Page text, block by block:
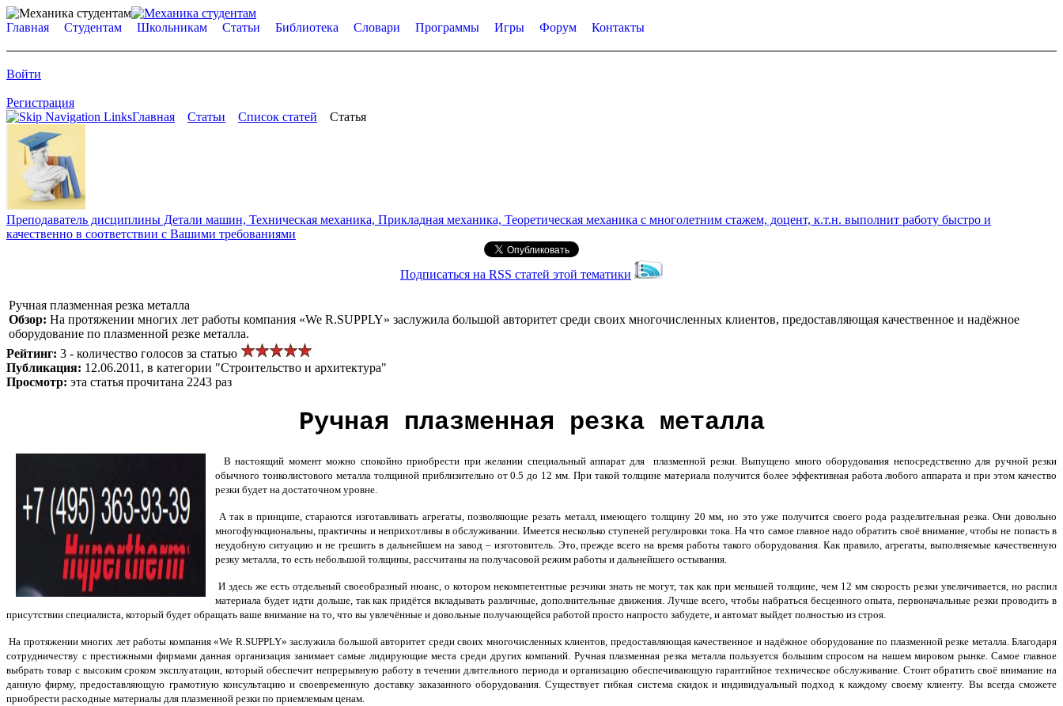
Главная Студентам Школьникам Статьи Библиотека Словари Программы Игры Форум Контакты
Войти
Регистрация
Главная
Статьи Список статей Статья
Преподаватель дисциплины Детали машин, Техническая механика, Прикладная механика, Теоретическая механика с многолетним стажем, доцент, к.т.н. выполнит работу быстро и
качественно в соответствии с Вашими требованиями
Подписаться на RSS статей этой тематики
Ручная плазменная резка металла
Обзор: На протяжении многих лет работы компания «We R.SUPPLY» заслужила большой авторитет среди своих многочисленных клиентов, предоставляющая качественное и надёжное
оборудование по плазменной резке металла.
Рейтинг: 3 - количество голосов за статью
Публикация: 12.06.2011, в категории "Строительство и архитектура"
Просмотр: эта статья прочитана 2243 раз
Ручная плазменная резка металла
В настоящий момент можно спокойно приобрести при желании специальный аппарат для плазменной резки. Выпущено много оборудования непосредственно для ручной резки
обычного тонколистового металла толщиной приблизительно от 0.5 до 12 мм. При такой толщине материала получится более эффективная работа любого аппарата и при этом качество
резки будет на достаточном уровне.
А так в принципе, стараются изготавливать агрегаты, позволяющие резать металл, имеющего толщину 20 мм, но это уже получится своего рода разделительная резка. Они довольно
многофункциональны, практичны и неприхотливы в обслуживании. Имеется несколько ступеней регулировки тока. На что самое главное надо обратить своё внимание, чтобы не попасть в
неудобную ситуацию и не грешить в дальнейшем на завод – изготовитель. Это, прежде всего на время работы такого оборудования. Как правило, агрегаты, выполняемые качественную
резку металла, то есть небольшой толщины, рассчитаны на получасовой режим работы и дальнейшего остывания.
И здесь же есть отдельный своеобразный нюанс, о котором некомпетентные резчики знать не могут, так как при меньшей толщине, чем 12 мм скорость резки увеличивается, но распил
материала будет идти дольше, так как придётся вкладывать различные, дополнительные движения. Лучше всего, чтобы набраться бесценного опыта, первоначальные резки проводить в
присутствии специалиста, который будет обращать ваше внимание на то, что вы увлечённые и довольные получающейся работой просто напросто забудете, и автомат выйдет полностью из строя.
На протяжении многих лет работы компания «We R.SUPPLY» заслужила большой авторитет среди своих многочисленных клиентов, предоставляющая качественное и надёжное оборудование по плазменной резке металла. Благодаря
сотрудничеству с престижными фирмами данная организация занимает самые лидирующие места среди других компаний. Ручная плазменная резка металлапользуется большим спросом на нашем мировом рынке. Самое главное
выбрать товар с высоким сроком эксплуатации, который обеспечит непрерывную работу в течении длительного периода и организацию обеспечивающую гарантийное техническое обслуживание. Стоит обратить своё внимание на
данную фирму, предоставляющую грамотную консультацию и своевременную доставку заказанного оборудования. Существует гибкая система скидок и индивидуальный подход к каждому своему клиенту. Вы всегда сможете
приобрести расходные материалы для плазменной резки по приемлемым ценам.